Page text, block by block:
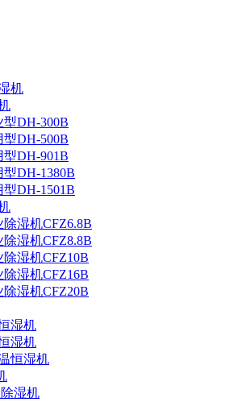
机
型DH-300B
型DH-500B
型DH-901B
型DH-1380B
型DH-1501B
除湿机CFZ6.8B
除湿机CFZ8.8B
除湿机CFZ10B
除湿机CFZ16B
除湿机CFZ20B
湿机
湿机
恒湿机
湿机